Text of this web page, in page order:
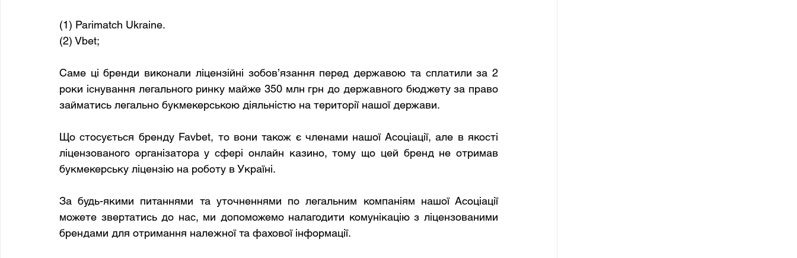
(1) Parimatch Ukraine.
(2) Vbet;
Саме ці бренди виконали ліцензійні зобов’язання перед державою та сплатили за 2
роки існування легального ринку майже 350 млн грн до державного бюджету за право
займатись легально букмекерською діяльністю на території нашої держави.
Що стосується бренду Favbet, то вони також є членами нашої Асоціації, але в якості
ліцензованого організатора у сфері онлайн казино, тому що цей бренд не отримав
букмекерську ліцензію на роботу в Україні.
За будь-якими питаннями та уточненнями по легальним компаніям нашої Асоціації
можете звертатись до нас, ми допоможемо налагодити комунікацію з ліцензованими
брендами для отримання належної та фахової інформації.